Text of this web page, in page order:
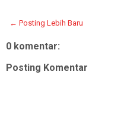
← Posting Lebih Baru
0 komentar:
Posting Komentar